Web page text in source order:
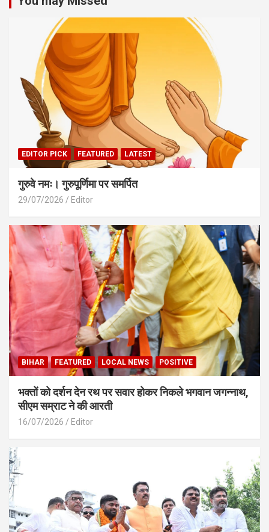
EDITOR PICK FEATURED LATEST
गुरुवे नमः। गुरुपूर्णिमा पर समर्पित
29/07/2026 Editor
BIHAR FEATURED LOCAL NEWS POSITIVE
भक्तों को दर्शन देन रथ पर सवार होकर निकले भगवान जगन्नाथ,
सीएम सम्राट ने की आरती
16/07/2026 Editor